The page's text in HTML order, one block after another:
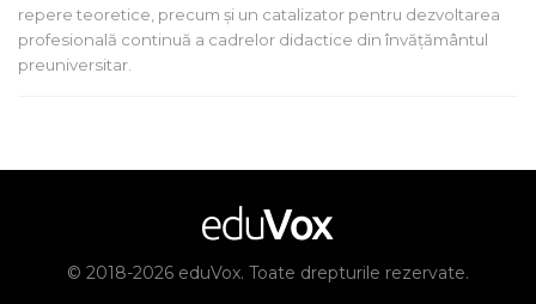
repere teoretice, precum și un catalizator pentru dezvoltarea
profesională continuă a cadrelor didactice din învățământul
preuniversitar.
© 2018-2026 eduVox. Toate drepturile rezervate.